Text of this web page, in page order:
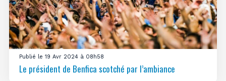
Publié le 19 Avr 2024 à 08h58
Le président de Benfica scotché par l’ambiance